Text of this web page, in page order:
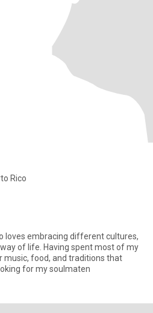
Rico
loves embracing different cultures,
of life. Having spent most of my
music, food, and traditions that
for my soulmaten